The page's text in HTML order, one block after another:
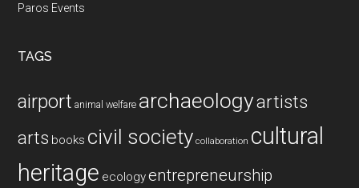
Paros Events
TAGS
airport animal welfare archaeologyartists
arts books civil society collaboration cultural
heritage ecologyentrepreneurship